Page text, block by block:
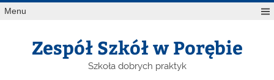
Menu
Zespół Szkół w Porębie
Szkoła dobrych praktyk